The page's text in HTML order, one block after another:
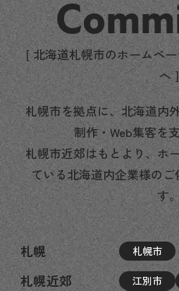
[ 北海道札幌市のホームペ
へ ]
札幌市を拠点に、北海道内
制作・Web集客を
札幌市近郊はもとより、ホ
ている北海道内企業様の
す。
札幌 札幌市
札幌近郊 江別市